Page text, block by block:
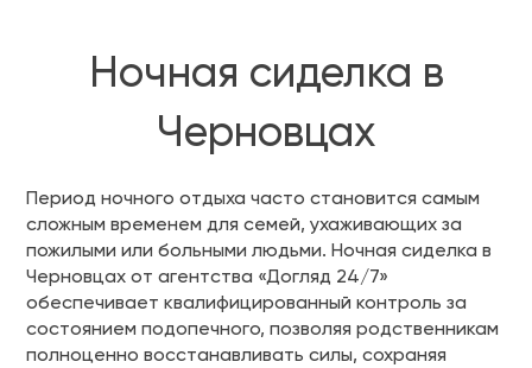
Ночная сиделка в
Черновцах
Период ночного отдыха часто становится самым
сложным временем для семей, ухаживающих за
пожилыми или больными людьми. Ночная сиделка в
Черновцах от агентства «Догляд 24/7»
обеспечивает квалифицированный контроль за
состоянием подопечного, позволяя родственникам
полноценно восстанавливать силы, сохраняя